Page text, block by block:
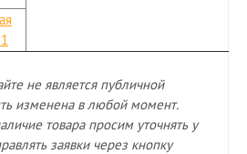
не является публичной
изменена в любой момент.
товара просим уточнять у
заявки через кнопку